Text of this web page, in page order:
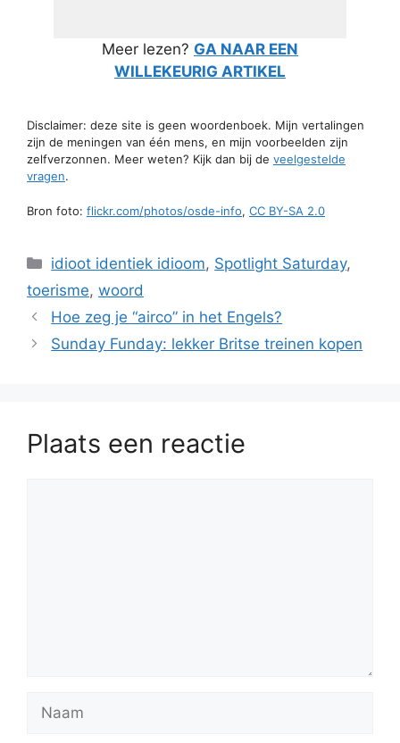
Meer lezen? GA NAAR EEN
WILLEKEURIG ARTIKEL
Disclaimer: deze site is geen woordenboek. Mijn vertalingen
zijn de meningen van één mens, en mijn voorbeelden zijn
zelfverzonnen. Meer weten? Kijk dan bij de veelgestelde
vragen.
Bron foto: flickr.com/photos/osde-info, CC BY-SA 2.0
Categorieën
idioot identiek idioom, Spotlight Saturday,
toerisme, woord
Hoe zeg je “airco” in het Engels?
Sunday Funday: lekker Britse treinen kopen
Plaats een reactie